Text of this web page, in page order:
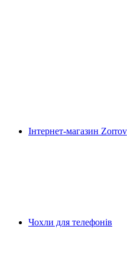
Інтернет-магазин Zorrov
Чохли для телефонів